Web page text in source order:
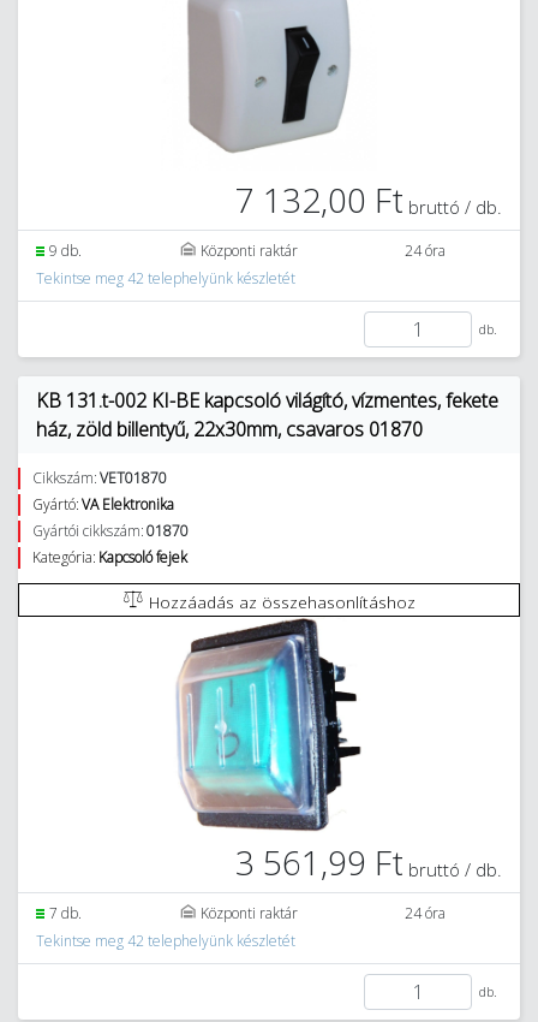
7 132,00 Ft bruttó / db.
9 db. Központi raktár
24 óra
Tekintse meg 42 telephelyünk készletét
db.
KB 131.t-002 KI-BE kapcsoló világító, vízmentes, fekete
ház, zöld billentyű, 22x30mm, csavaros 01870
Cikkszám:VET01870
Gyártó:VA Elektronika
Gyártói cikkszám:01870
Kategória: Kapcsoló fejek
Hozzáadás az összehasonlításhoz
3 561,99 Ft bruttó / db.
7 db. Központi raktár
24 óra
Tekintse meg 42 telephelyünk készletét
db.